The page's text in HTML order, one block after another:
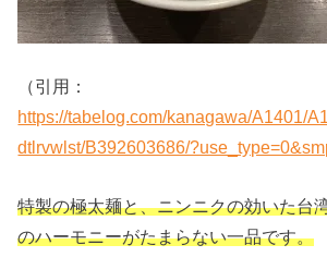
（引用：
https://tabelog.com/kanagawa/A1401/
dtlrvwlst/B392603686/
特製の極太麺と、ニンニクの効いた台
のハーモニーがたまらない一品です。